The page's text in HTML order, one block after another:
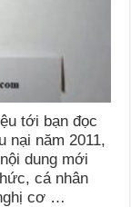
tới bạn đọc
nại năm 2011,
dung mới
cá nhân
cơ …